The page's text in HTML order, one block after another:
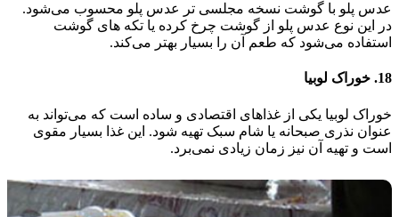
عدس پلو با گوشت نسخه مجلسی‌ تر عدس پلو محسوب می‌شود.
در این نوع عدس پلو از گوشت چرخ‌ کرده یا تکه‌ های گوشت
استفاده می‌شود که طعم آن را بسیار بهتر می‌کند.
18. خوراک لوبیا
خوراک لوبیا یکی از غذاهای اقتصادی و ساده است که می‌تواند به
عنوان نذری صبحانه یا شام سبک تهیه شود. این غذا بسیار مقوی
است و تهیه آن نیز زمان زیادی نمی‌برد.